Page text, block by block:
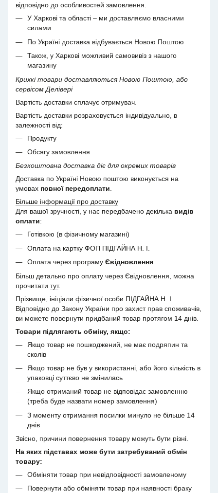
відповідно до особливостей замовлення.
У Харкові та області – ми доставляємо власними
силами
По Україні доставка відбувається Новою Поштою
Також, у Харкові можливий самовивіз з нашого
магазину
Крихкі товари доставляються Новою Поштою, або
сервісом Делівері
Вартість доставки сплачує отримувач.
Вартість доставки розраховується індивідуально, в
залежності від:
Продукту
Обсягу замовлення
Безкоштовна доставка діє для окремих товарів
Доставка по Україні Новою поштою виконується на
умовах повної передоплати.
Більше інформації про доставку
Для вашої зручності, у нас передбачено декілька видів
оплати:
Готівкою (в фізичному магазині)
Оплата на картку ФОП ПІДГАЙНА Н. І.
Оплата через програму Євідновлення
Більш детально про оплату через Євідновлення, можна
прочитати тут.
Прізвище, ініціали фізичної особи ПІДГАЙНА Н. І.
Відповідно до Закону України про захист прав споживачів,
ви можете повернути придбаний товар протягом 14 днів.
Товари підлягають обміну, якщо:
Якщо товар не пошкоджений, не має подряпин та
сколів
Якщо товар не був у використанні, або його кількість в
упаковці суттєво не змінилась
Якщо отриманий товар не відповідає замовленню
(треба буде назвати номер замовлення)
З моменту отримання посилки минуло не більше 14
днів
Звісно, причини повернення товару можуть бути різні.
На яких підставах може бути затребуваний обмін
товару:
Обміняти товар при невідповідності замовленому
Повернути або обміняти товар при наявності браку